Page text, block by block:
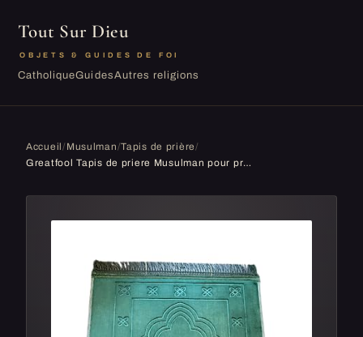
Tout Sur Dieu
OBJETS & GUIDES DE FOI
CatholiqueGuidesAutres religions
Accueil/ Musulman/Tapis de prière/
Greatfool Tapis de priere Musulman pour priere Islamique - Tapis priere Musulman épais et Confortable pour Femme et Homme Musulman